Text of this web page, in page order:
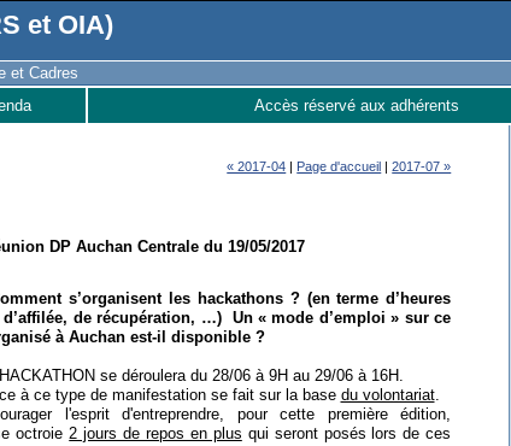
et OIA)
et Cadres
Accès réservé aux adhérents
« 2017-04 | Page d'accueil |2017-07 »
DP Auchan Centrale du 19/05/2017
s’organisent les hackathons ? (en terme d’heures
d’affilée, de récupération, …) Un « mode d’emploi » sur ce
à Auchan est-il disponible ?
se déroulera du 28/06 à 9H au 29/06 à 16H.
à ce type de manifestation se fait sur la base du volontariat.
l'esprit d'entreprendre, pour cette première édition,
octroie 2 jours de repos en plus qui seront posés lors de ces